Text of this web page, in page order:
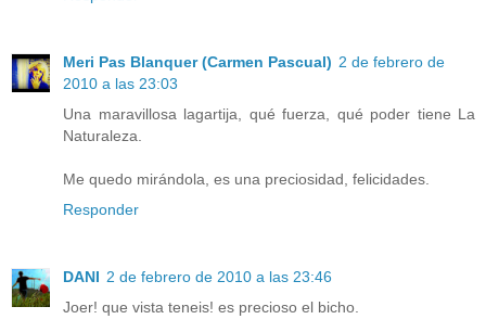
Meri Pas Blanquer (Carmen Pascual) 2 de febrero de
2010 a las 23:03
Una maravillosa lagartija, qué fuerza, qué poder tiene La
Naturaleza.
Me quedo mirándola, es una preciosidad, felicidades.
Responder
DANI 2 de febrero de 2010 a las 23:46
Joer! que vista teneis! es precioso el bicho.